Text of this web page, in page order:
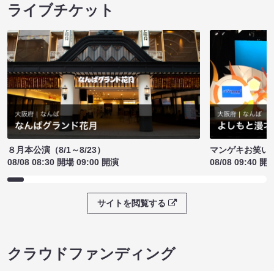
ライブチケット
８月本公演（8/1～8/23）
08/08 08:30 開場 09:00 開演
マンゲキお笑い
08/08 09:40 開
サイトを閲覧する
クラウドファンディング